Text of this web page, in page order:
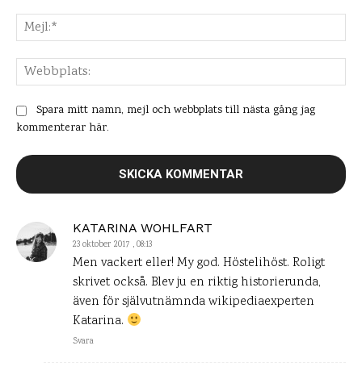
KATARINA WOHLFART
23 oktober 2017 , 08:13
Men vackert eller! My god. Höstelihöst. Roligt
skrivet också. Blev ju en riktig historierunda,
även för självutnämnda wikipediaexperten
Katarina.
Svara
Spara mitt namn, mejl och webbplats till nästa gång jag
kommenterar här.